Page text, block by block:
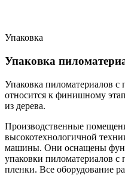
Упаковка
Упаковка
Упаковка пиломатериалов
относится к финишному
из дерева.
Производственные
высокотехнологичной
машины. Они оснащены
упаковки пиломатериалов
пленки. Все оборудование